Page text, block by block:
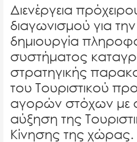
σύστημα
προσβασιμότητας.
Διενέργεια
διαγωνισμού για την
δημιουργία
συστήματος
στρατηγικής
του Τουριστικού
αγορών στόχων με
αύξηση της
Κίνησης της χώρας.